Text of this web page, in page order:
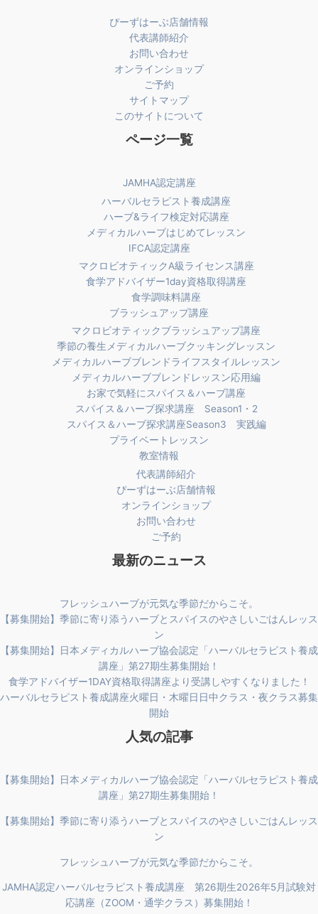
ぴーずはーぶ店舗情報
代表講師紹介
お問い合わせ
オンラインショップ
ご予約
サイトマップ
このサイトについて
ページ一覧
JAMHA認定講座
ハーバルセラピスト養成講座
ハーブ&ライフ検定対応講座
メディカルハーブはじめてレッスン
IFCA認定講座
マクロビオティックA級ライセンス講座
食学アドバイザー1day資格取得講座
食学調味料講座
ブラッシュアップ講座
マクロビオティックブラッシュアップ講座
季節の養生メディカルハーブクッキングレッスン
メディカルハーブブレンドライフスタイルレッスン
メディカルハーブブレンドレッスン応用編
お家で気軽にスパイス＆ハーブ講座
スパイス＆ハーブ探求講座 Season1・2
スパイス＆ハーブ探求講座Season3 実践編
プライベートレッスン
教室情報
代表講師紹介
ぴーずはーぶ店舗情報
オンラインショップ
お問い合わせ
ご予約
最新のニュース
フレッシュハーブが元気な季節だからこそ。
【募集開始】季節に寄り添うハーブとスパイスのやさしいごはんレッス
ン
【募集開始】日本メディカルハーブ協会認定「ハーバルセラピスト養成
講座」第27期生募集開始！
食学アドバイザー1DAY資格取得講座より受講しやすくなりました！
ハーバルセラピスト養成講座火曜日・木曜日日中クラス・夜クラス募集
開始
人気の記事
【募集開始】日本メディカルハーブ協会認定「ハーバルセラピスト養成
講座」第27期生募集開始！
【募集開始】季節に寄り添うハーブとスパイスのやさしいごはんレッス
ン
フレッシュハーブが元気な季節だからこそ。
JAMHA認定ハーバルセラピスト養成講座 第26期生2026年5月試験対
応講座（ZOOM・通学クラス）募集開始！